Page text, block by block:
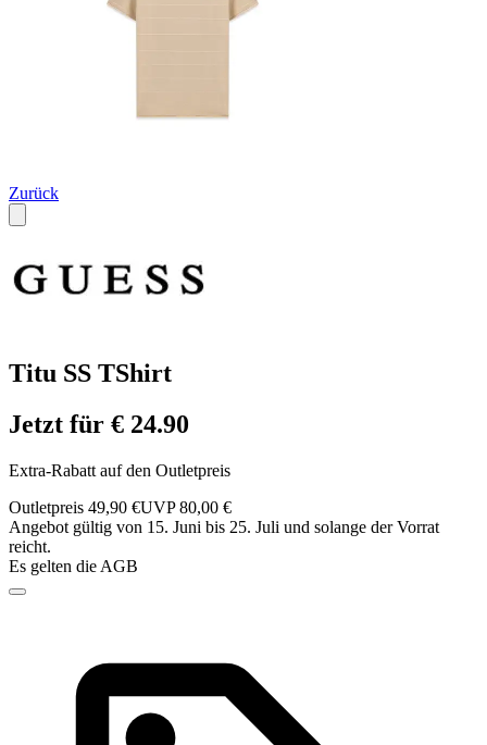
Zurück
Titu SS TShirt
Jetzt für € 24.90
Extra-Rabatt auf den Outletpreis
Outletpreis 49,90 €UVP 80,00 €
Angebot gültig von 15. Juni bis 25. Juli und solange der Vorrat
reicht.
Es gelten die AGB